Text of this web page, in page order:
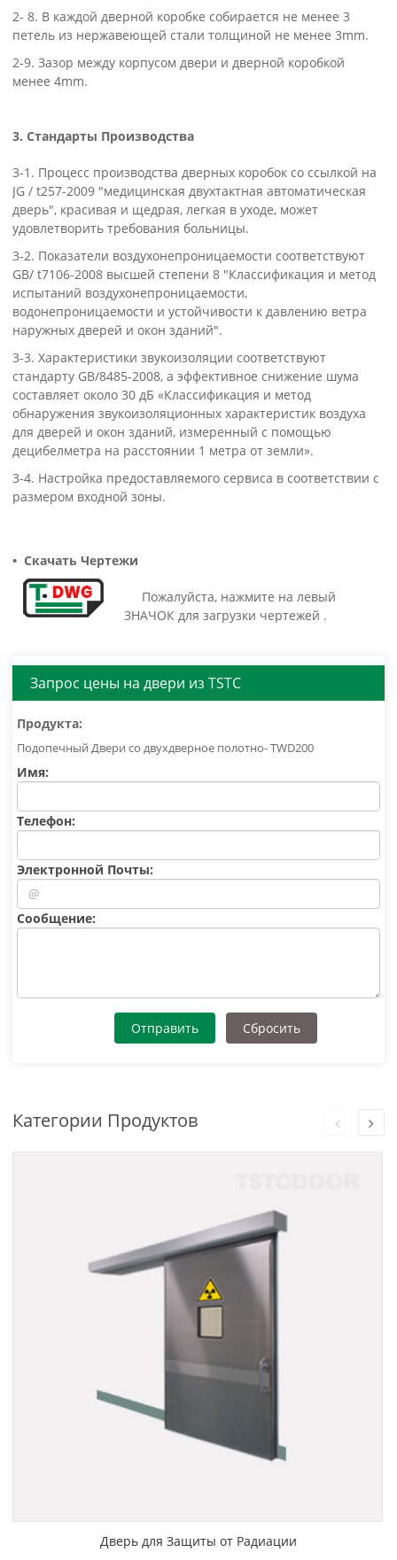
2- 8. В каждой дверной коробке собирается не менее 3
петель из нержавеющей стали толщиной не менее 3mm.
2-9. Зазор между корпусом двери и дверной коробкой
менее 4mm.
3. Стандарты Производства
3-1. Процесс производства дверных коробок со ссылкой на
JG / t257-2009 "медицинская двухтактная автоматическая
дверь", красивая и щедрая, легкая в уходе, может
удовлетворить требования больницы.
3-2. Показатели воздухонепроницаемости соответствуют
GB/ t7106-2008 высшей степени 8 "Классификация и метод
испытаний воздухонепроницаемости,
водонепроницаемости и устойчивости к давлению ветра
наружных дверей и окон зданий".
3-3. Характеристики звукоизоляции соответствуют
стандарту GB/8485-2008, а эффективное снижение шума
составляет около 30 дБ «Классификация и метод
обнаружения звукоизоляционных характеристик воздуха
для дверей и окон зданий, измеренный с помощью
децибелметра на расстоянии 1 метра от земли».
3-4. Настройка предоставляемого сервиса в соответствии с
размером входной зоны.
•Скачать Чертежи
Пожалуйста, нажмите на левый
ЗНАЧОК для загрузки чертежей .
Запрос цены на двери из TSTC
Продукта:
Имя:
Телефон:
Электронной Почты:
Cообщение:
Отправить Сбросить
Категории Продуктов
Дверь для Защиты от Радиации